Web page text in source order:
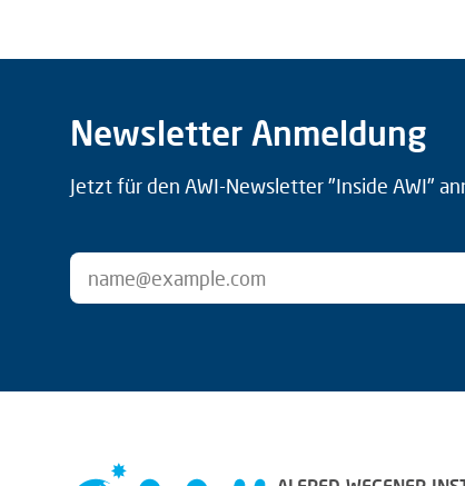
Newsletter Anmeldung
Jetzt für den AWI-Newsletter "Inside AWI"